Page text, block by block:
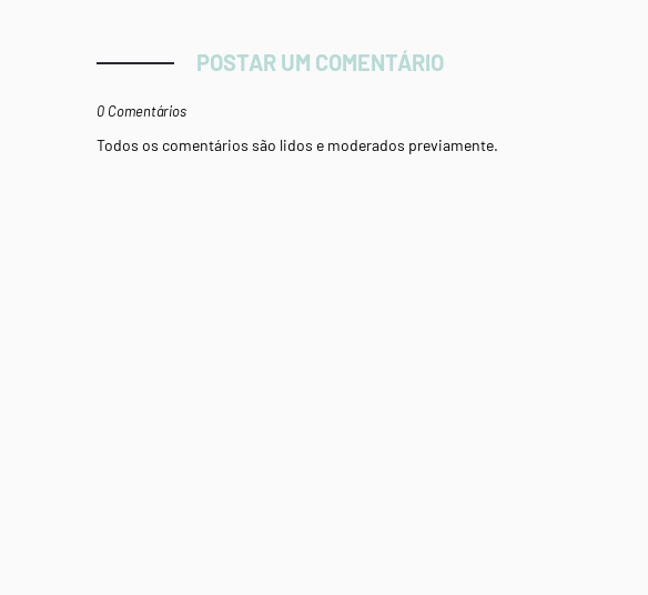
POSTAR UM COMENTÁRIO
0 Comentários
Todos os comentários são lidos e moderados previamente.